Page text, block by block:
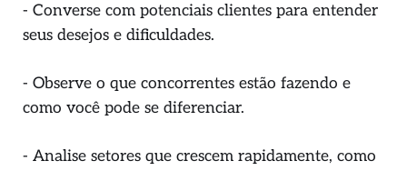
- Converse com potenciais clientes para entender
seus desejos e dificuldades.
- Observe o que concorrentes estão fazendo e
como você pode se diferenciar.
- Analise setores que crescem rapidamente, como